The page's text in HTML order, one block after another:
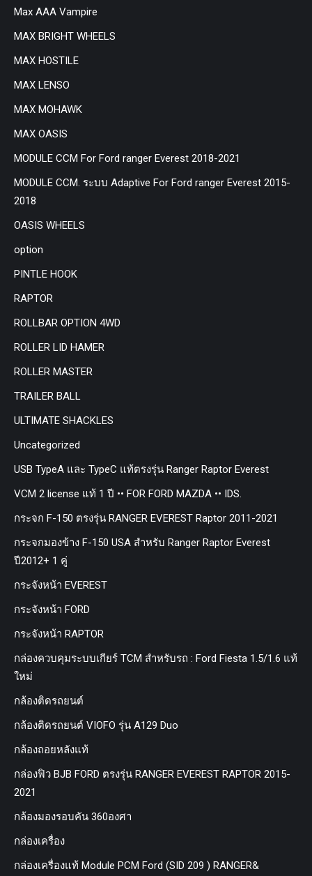
Max AAA Vampire
MAX BRIGHT WHEELS
MAX HOSTILE
MAX LENSO
MAX MOHAWK
MAX OASIS
MODULE CCM For Ford ranger Everest 2018-2021
MODULE CCM. ระบบ Adaptive For Ford ranger Everest 2015-
2018
OASIS WHEELS
option
PINTLE HOOK
RAPTOR
ROLLBAR OPTION 4WD
ROLLER LID HAMER
ROLLER MASTER
TRAILER BALL
ULTIMATE SHACKLES
Uncategorized
USB TypeA และ TypeC แท้ตรงรุ่น Ranger Raptor Everest
VCM 2 license แท้ 1 ปี •• FOR FORD MAZDA •• IDS.
กระจก F-150 ตรงรุ่น RANGER EVEREST Raptor 2011-2021
กระจกมองข้าง F-150 USA สำหรับ Ranger Raptor Everest
ปี2012+ 1 คู่
กระจังหน้า EVEREST
กระจังหน้า FORD
กระจังหน้า RAPTOR
กล่องควบคุมระบบเกียร์ TCM สำหรับรถ : Ford Fiesta 1.5/1.6 แท้
ใหม่
กล้องติดรถยนต์
กล้องติดรถยนต์ VIOFO รุ่น A129 Duo
กล้องถอยหลังแท้
กล่องฟิว BJB FORD ตรงรุ่น RANGER EVEREST RAPTOR 2015-
2021
กล้องมองรอบคัน 360องศา
กล่องเครื่อง
กล่องเครื่องแท้ Module PCM Ford (SID 209 ) RANGER&